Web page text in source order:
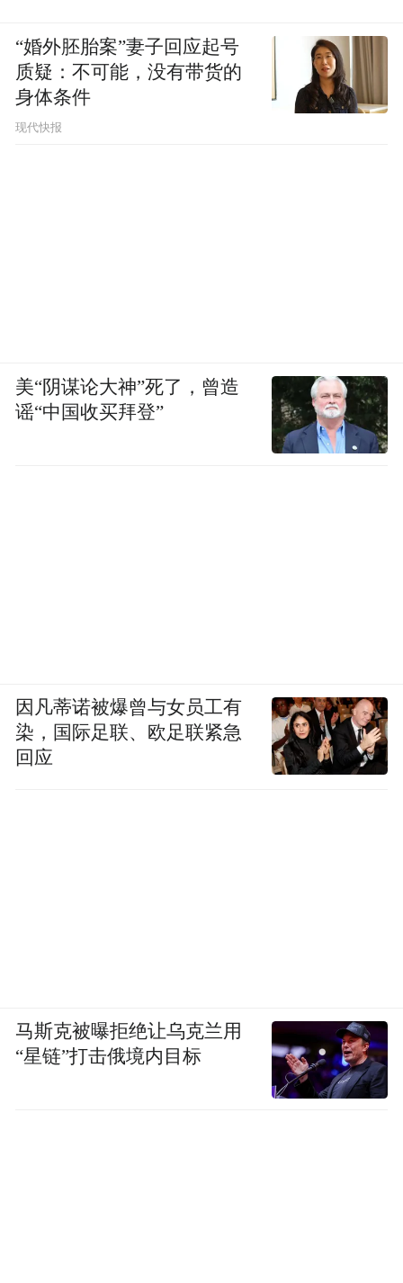
“婚外胚胎案”妻子回应起号
质疑：不可能，没有带货的
身体条件
现代快报
美“阴谋论大神”死了，曾造
谣“中国收买拜登”
因凡蒂诺被爆曾与女员工有
染，国际足联、欧足联紧急
回应
马斯克被曝拒绝让乌克兰用
“星链”打击俄境内目标